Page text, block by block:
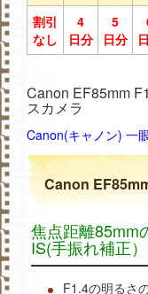
割引
なし
4
日分
5
日分
Canon EF85mm
スカメラ
Canon(キャノン) 一
Canon
焦点距離85mm
IS(手振れ補正）
F1.4の明るさ